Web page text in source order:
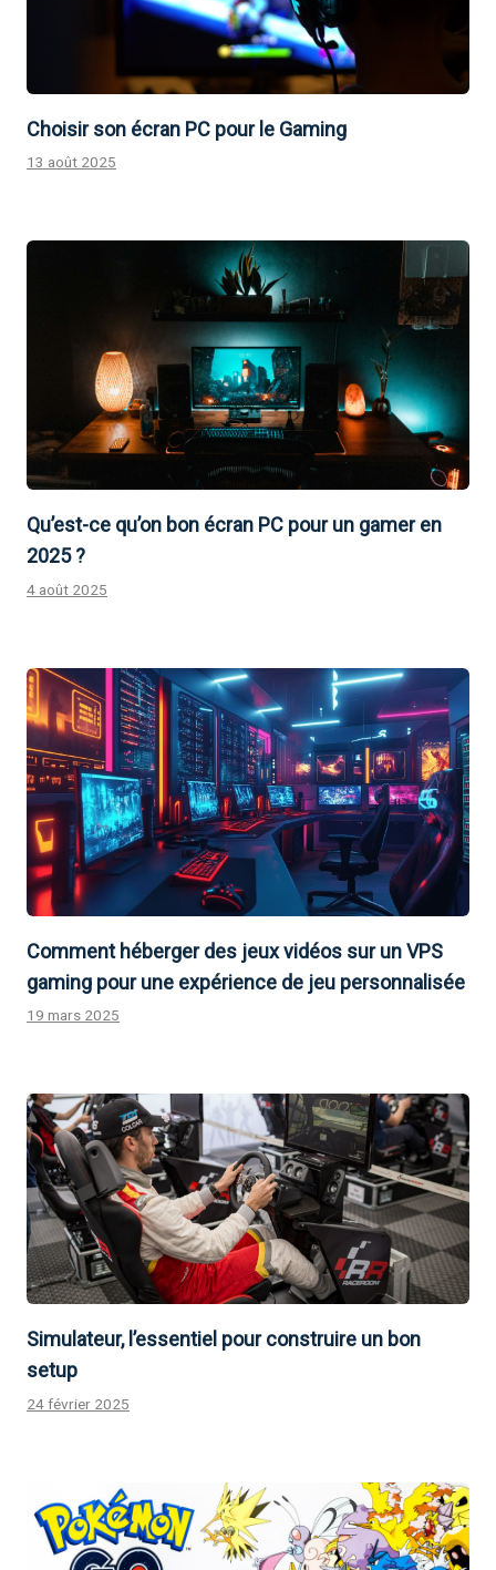
Choisir son écran PC pour le Gaming
13 août 2025
Qu’est-ce qu’on bon écran PC pour un gamer en
2025 ?
4 août 2025
Comment héberger des jeux vidéos sur un VPS
gaming pour une expérience de jeu personnalisée
19 mars 2025
Simulateur, l’essentiel pour construire un bon
setup
24 février 2025